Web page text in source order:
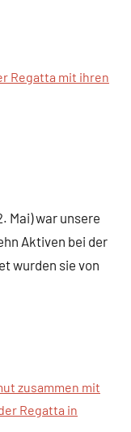
Mai) war unsere
Aktiven bei der
wurden sie von